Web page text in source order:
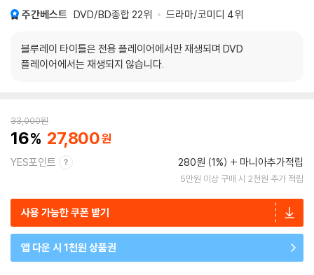
주간베스트 DVD/BD종합 22위 드라마/코미디 4위
블루레이 타이틀은 전용 플레이어에서만 재생되며 DVD
플레이어에서는 재생되지 않습니다.
33,000원
16 27,800
YES포인트 280원 (1%) 마니아추가적립
5만원 이상 구매 시 2천원 추가 적립
사용 가능한 쿠폰 받기
앱 다운 시 1천원 상품권